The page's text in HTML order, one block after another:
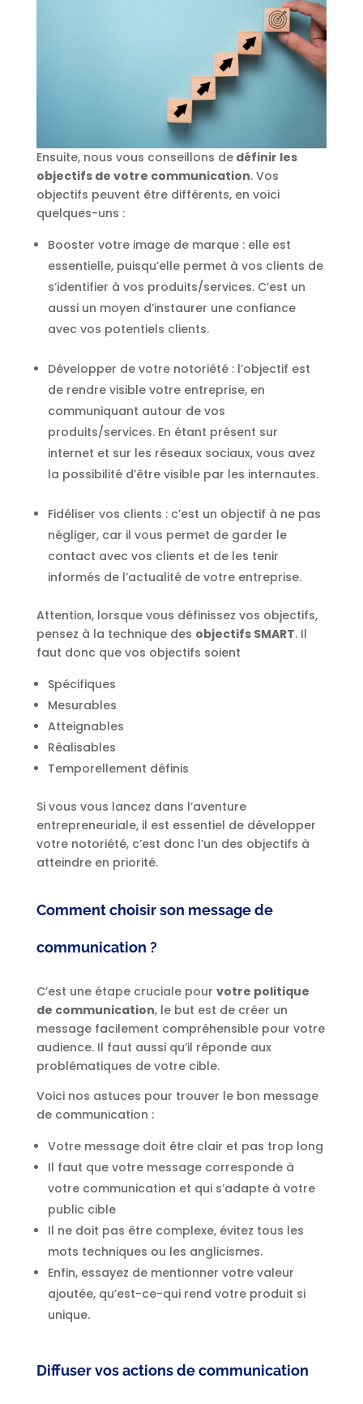
Ensuite, nous vous conseillons dedéfinir les
objectifs de votre communication. Vos
objectifs peuvent être différents, en voici
quelques-uns :
Booster votre image de marque : elle est
essentielle, puisqu’elle permet à vos clients de
s’identifier à vos produits/services. C’est un
aussi un moyen d’instaurer une confiance
avec vos potentiels clients.
Développer de votre notoriété : l’objectif est
de rendre visible votre entreprise, en
communiquant autour de vos
produits/services. En étant présent sur
internet et sur les réseaux sociaux, vous avez
la possibilité d’être visible par les internautes.
Fidéliser vos clients : c’est un objectif à ne pas
négliger, car il vous permet de garder le
contact avec vos clients et de les tenir
informés de l’actualité de votre entreprise.
Attention, lorsque vous définissez vos objectifs,
pensez à la technique des objectifs SMART. Il
faut donc que vos objectifs soient
Spécifiques
Mesurables
Atteignables
Réalisables
Temporellement définis
Si vous vous lancez dans l’aventure
entrepreneuriale, il est essentiel de développer
votre notoriété, c’est donc l’un des objectifs à
atteindre en priorité.
Comment choisir son message de
communication ?
C’est une étape cruciale pour votre politique
de communication, le but est de créer un
message facilement compréhensible pour votre
audience. Il faut aussi qu’il réponde aux
problématiques de votre cible.
Voici nos astuces pour trouver le bon message
de communication :
Votre message doit être clair et pas trop long
Il faut que votre message corresponde à
votre communication et qui s’adapte à votre
public cible
Il ne doit pas être complexe, évitez tous les
mots techniques ou les anglicismes.
Enfin, essayez de mentionner votre valeur
ajoutée, qu’est-ce-qui rend votre produit si
unique.
Diffuser vos actions de communication